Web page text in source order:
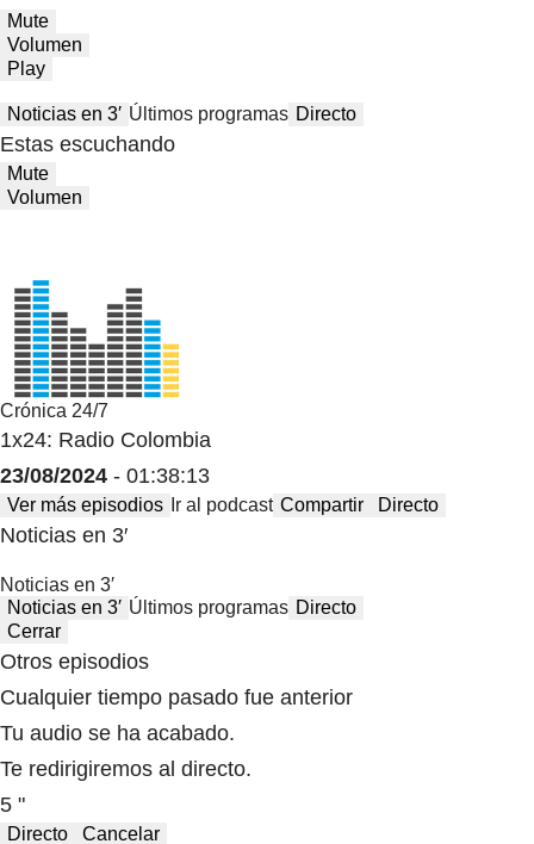
Mute
Volumen
Play
Noticias en 3′ Últimos programas Directo
Estas escuchando
Mute
Volumen
Crónica 24/7
1x24: Radio Colombia
23/08/2024 - 01:38:13
Ver más episodios Ir al podcast Compartir Directo
Noticias en 3′
Noticias en 3′
Noticias en 3′ Últimos programas Directo
Cerrar
Otros episodios
Cualquier tiempo pasado fue anterior
Tu audio se ha acabado.
Te redirigiremos al directo.
5 "
Directo Cancelar